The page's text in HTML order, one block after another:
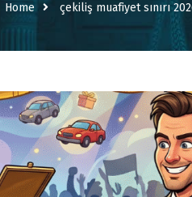
Home çekiliş muafiyet sınırı